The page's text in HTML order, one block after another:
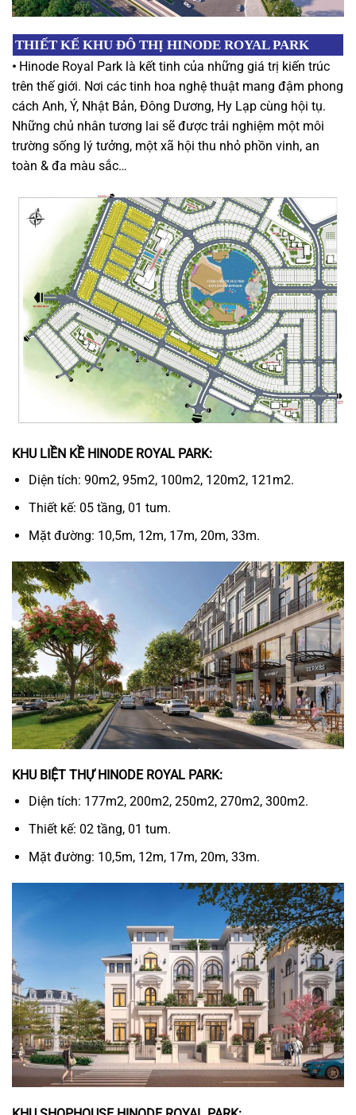
THIẾT KẾ KHU ĐÔ THỊ HINODE ROYAL PARK
• Hinode Royal Park là kết tinh của những giá trị kiến trúc
trên thế giới. Nơi các tinh hoa nghệ thuật mang đậm phong
cách Anh, Ý, Nhật Bản, Đông Dương, Hy Lạp cùng hội tụ.
Những chủ nhân tương lai sẽ được trải nghiệm một môi
trường sống lý tưởng, một xã hội thu nhỏ phồn vinh, an
toàn & đa màu sắc…
KHU LIỀN KỀ HINODE ROYAL PARK:
Diện tích: 90m2, 95m2, 100m2, 120m2, 121m2.
Thiết kế: 05 tầng, 01 tum.
Mặt đường: 10,5m, 12m, 17m, 20m, 33m.
KHU BIỆT THỰ HINODE ROYAL PARK:
Diện tích: 177m2, 200m2, 250m2, 270m2, 300m2.
Thiết kế: 02 tầng, 01 tum.
Mặt đường: 10,5m, 12m, 17m, 20m, 33m.